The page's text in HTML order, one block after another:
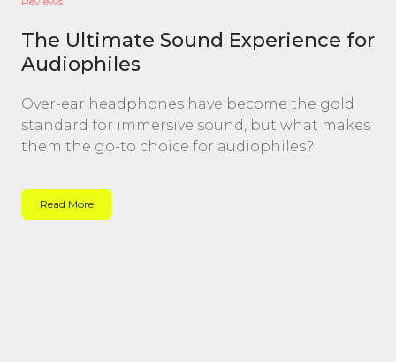
The Ultimate Sound Experience for
Audiophiles
Over-ear headphones have become the gold
standard for immersive sound, but what makes
them the go-to choice for audiophiles?
Read More